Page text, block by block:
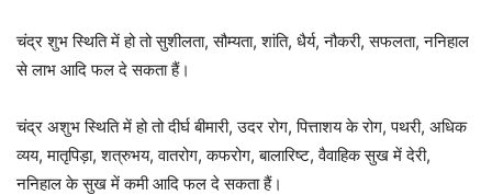
चंद्र शुभ स्थिति में हो तो सुशीलता, सौम्यता, शांति, धैर्य, नौकरी, सफलता, ननिहाल
से लाभ आदि फल दे सकता हैं।
चंद्र अशुभ स्थिति में हो तो दीर्घ बीमारी, उदर रोग, पित्ताशय के रोग, पथरी, अधिक
व्यय, मातृपिड़ा, शत्रुभय, वातरोग, कफरोग, बालारिष्ट, वैवाहिक सुख में देरी,
ननिहाल के सुख में कमी आदि फल दे सकता हैं।